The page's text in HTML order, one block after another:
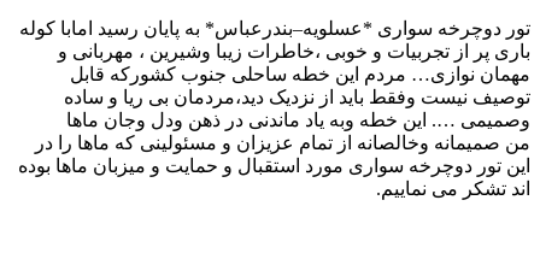
تور دوچرخه سواری *عسلویه–بندرعباس* به پایان رسید امابا کوله
باری پر از تجربیات و خوبی ،خاطرات زیبا وشیرین ، مهربانی و
مهمان نوازی… مردم این خطه ساحلی جنوب کشورکه قابل
توصیف نیست وفقط باید از نزدیک دید،مردمان بی ریا و ساده
وصمیمی …. این خطه وبه یاد ماندنی در ذهن ودل وجان ماها
من صمیمانه وخالصانه از تمام عزیزان و مسئولینی که ماها را در
این تور دوچرخه سواری مورد استقبال و حمایت و میزبان ماها بوده
اند تشکر می نماییم.